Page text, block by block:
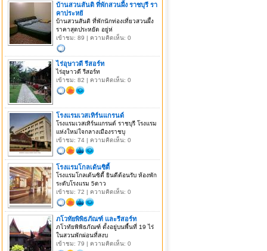
บ้านสวนสันติ ที่พักสวนผึ้ง ราชบุรี รา
คาประหยั
บ้านสวนสันติ ที่พักนักท่องเที่ยวสวนผึ้ง
ราคาสุดประหยัด อยู่ห่
เข้าชม: 89 | ความคิดเห็น: 0
ไร่อุษาวดี รีสอร์ท
ไร่อุษาวดี รีสอร์ท
เข้าชม: 82 | ความคิดเห็น: 0
โรงแรมเวสเทิร์นแกรนด์
โรงแรมเวสเทิร์นแกรนด์ ราชบุรี โรงแรม
แห่งใหม่ใจกลางเมืองราชบุ
เข้าชม: 74 | ความคิดเห็น: 0
โรงแรมโกลเด้นซิตี้
โรงแรมโกลเด้นซิตี้ ยินดีต้อนรับ ห้องพัก
ระดับโรงแรม 5ดาว
เข้าชม: 72 | ความคิดเห็น: 0
ภโวทัยพิพิธภัณฑ์ และรีสอร์ท
ภโวทัยพิพิธภัณฑ์ ตั้งอยู่บนพื้นที่ 19 ไร่
ในสวนพักผ่อนที่สงบ
เข้าชม: 79 | ความคิดเห็น: 0